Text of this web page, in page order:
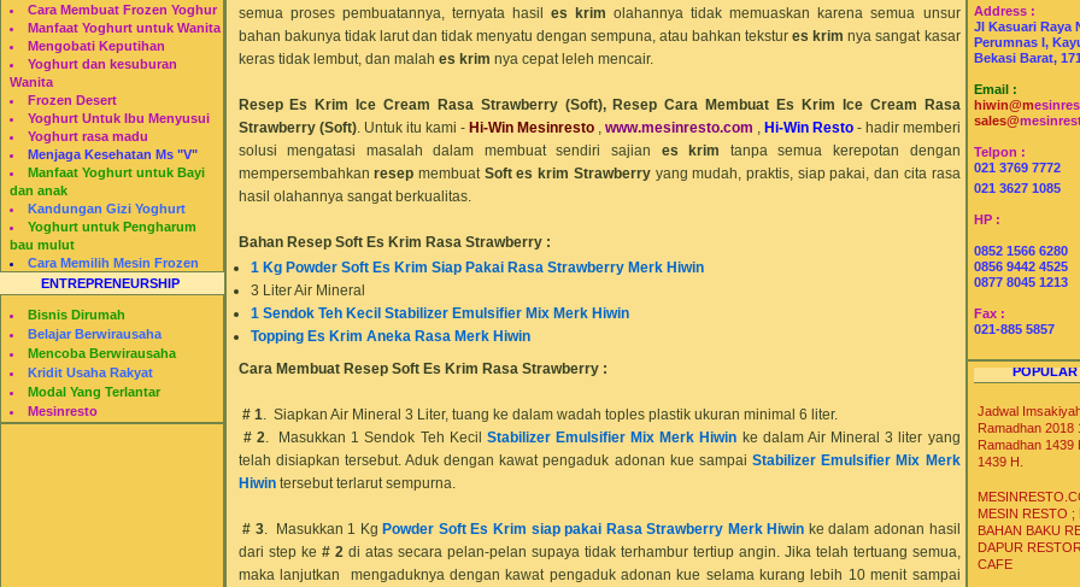
Cara Membuat Frozen Yoghur
Manfaat Yoghurt untuk Wanita
Mengobati Keputihan
Yoghurt dan kesuburan
Wanita
Frozen Desert
Yoghurt Untuk Ibu Menyusui
Yoghurt rasa madu
Menjaga Kesehatan Ms "V"
Manfaat Yoghurt untuk Bayi
dan anak
Kandungan Gizi Yoghurt
Yoghurt untuk Pengharum
bau mulut
Cara Memilih Mesin Frozen
Yogurt
Restomesin
ENTREPRENEURSHIP
Bisnis Dirumah
Belajar Berwirausaha
Mencoba Berwirausaha
Kridit Usaha Rakyat
Modal Yang Terlantar
Mesinresto
semua proses pembuatannya, ternyata hasil es krim olahannya tidak memuaskan karena semua unsur
bahan bakunya tidak larut dan tidak menyatu dengan sempuna, atau bahkan tekstures krim nya sangat kasar
keras tidak lembut, dan malah es krim nya cepat leleh mencair.
Resep Es Krim Ice Cream Rasa Strawberry (Soft),Resep Cara Membuat Es Krim Ice Cream Rasa
Strawberry (Soft). Untuk itu kami - Hi-Win Mesinresto, www.mesinresto.com Hi-Win Resto- hadir memberi
solusi mengatasi masalah dalam membuat sendiri sajian es krim tanpa semua kerepotan dengan
mempersembahkanresep membuat Softes krim Strawberryyang mudah, praktis, siap pakai, dan cita rasa
hasil olahannya sangat berkualitas.
Bahan Resep Soft Es Krim Rasa Strawberry :
1 Kg Powder Soft Es Krim Siap Pakai Rasa StrawberryMerk Hiwin
3 Liter Air Mineral
1 Sendok Teh Kecil Stabilizer Emulsifier Mix Merk Hiwin
Topping Es Krim Aneka Rasa Merk Hiwin
Cara Membuat Resep Soft Es Krim Rasa Strawberry:
# 1 . Siapkan Air Mineral 3 Liter, tuang ke dalam wadah toples plastik ukuran minimal 6 liter.
# 2 . Masukkan 1 Sendok Teh Kecil Stabilizer Emulsifier Mix Merk Hiwin ke dalam Air Mineral 3 liter yang
telah disiapkan tersebut. Aduk dengan kawat pengaduk adonan kue sampaiStabilizer Emulsifier Mix Merk
Hiwintersebut terlarut sempurna.
# 3. Masukkan 1 KgPowder Soft Es Krim siap pakai Rasa Strawberry Merk Hiwin ke dalam adonan hasil
dari step ke # 2 di atas secara pelan-pelan supaya tidak terhambur tertiup angin. Jika telah tertuang semua,
maka lanjutkan mengaduknya dengan kawat pengaduk adonan kue selama kurang lebih 10 menit sampai
Address :
Jl Kasuari Raya
Perumnas I,
Bekasi Barat,
Email :
hiwin@m
sales@
Telpon :
021 3769 7772
021 3627 1085
HP :
0852 1566 6280
0856 9442 4525
0877 8045 1213
Fax :
021-885 5857
POPULAR
Jadwal
Ramadhan 2018
Ramadhan 1439
1439 H.
MESIN RESTO ;
BAHAN BAKU
DAPUR
CAFE